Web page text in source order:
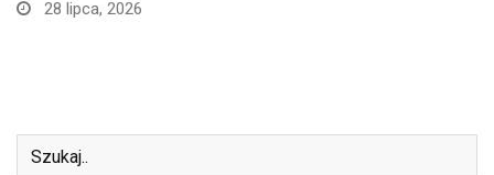
24 lipca, 2026